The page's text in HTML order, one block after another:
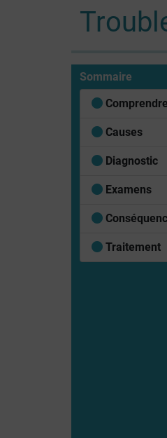
Sommaire
Comprendre
Causes
Diagnostic
Examens
Traitement